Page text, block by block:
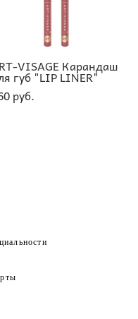
VISAGE Карандаш
губ "LIP LINER"
pуб.